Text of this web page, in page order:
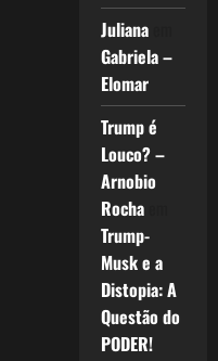
Julianaem
Gabriela –
Elomar
Trump é
Louco? –
Arnobio
Rochaem
Trump-
Musk e a
Distopia: A
Questão do
PODER!